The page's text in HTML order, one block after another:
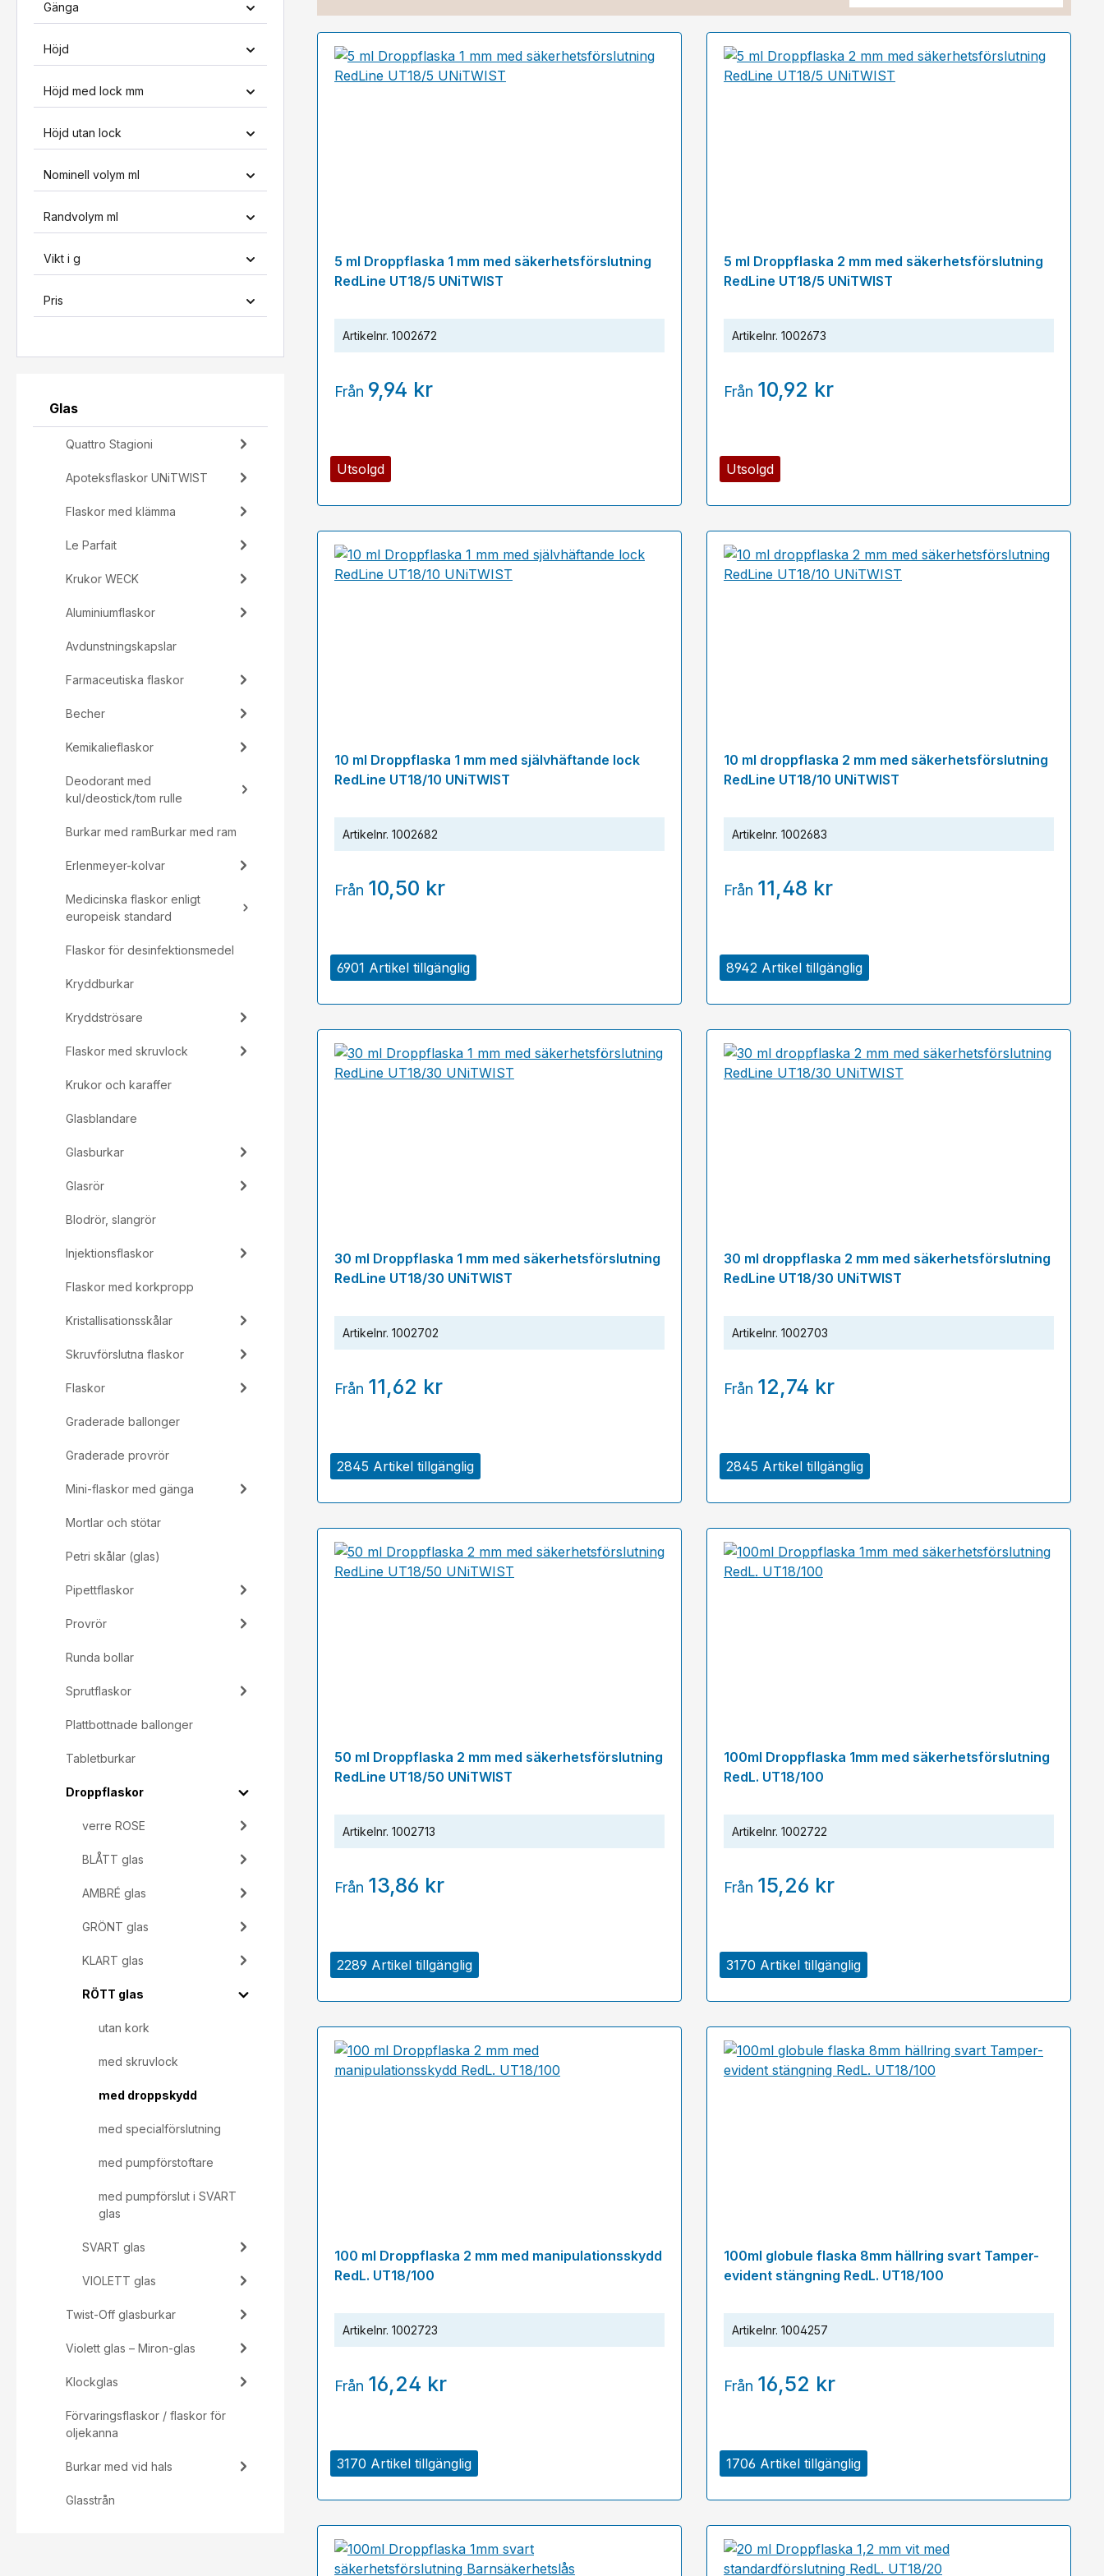
Gänga
Höjd
Höjd med lock mm
Höjd utan lock
Nominell volym ml
Randvolym ml
Vikt i g
Pris
Glas
Quattro Stagioni
Apoteksflaskor UNiTWIST
Flaskor med klämma
Le Parfait
Krukor WECK
Aluminiumflaskor
Avdunstningskapslar
Farmaceutiska flaskor
Becher
Kemikalieflaskor
Deodorant med
kul/deostick/tom rulle
Burkar med ramBurkar med ram
Erlenmeyer-kolvar
Medicinska flaskor enligt
europeisk standard
Flaskor för desinfektionsmedel
Kryddburkar
Kryddströsare
Flaskor med skruvlock
Krukor och karaffer
Glasblandare
Glasburkar
Glasrör
Blodrör, slangrör
Injektionsflaskor
Flaskor med korkpropp
Kristallisationsskålar
Skruvförslutna flaskor
Flaskor
Graderade ballonger
Graderade provrör
Mini-flaskor med gänga
Mortlar och stötar
Petri skålar (glas)
Pipettflaskor
Provrör
Runda bollar
Sprutflaskor
Plattbottnade ballonger
Tabletburkar
Droppflaskor
verre ROSE
BLÅTT glas
AMBRÉ glas
GRÖNT glas
KLART glas
RÖTT glas
utan kork
med skruvlock
med droppskydd
med specialförslutning
med pumpförstoftare
med pumpförslut i SVART
glas
SVART glas
VIOLETT glas
Twist-Off glasburkar
Violett glas – Miron-glas
Klockglas
Förvaringsflaskor / flaskor för
oljekanna
Burkar med vid hals
Glasstrån
Utsolgd
5 ml Droppflaska 1 mm med säkerhetsförslutning
RedLine UT18/5 UNiTWIST
Artikelnr. 1002672
Från 9,94 kr
Utsolgd
5 ml Droppflaska 2 mm med säkerhetsförslutning
RedLine UT18/5 UNiTWIST
Artikelnr. 1002673
Från 10,92 kr
6901 Artikel tillgänglig
10 ml Droppflaska 1 mm med självhäftande lock
RedLine UT18/10 UNiTWIST
Artikelnr. 1002682
Från 10,50 kr
8942 Artikel tillgänglig
10 ml droppflaska 2 mm med säkerhetsförslutning
RedLine UT18/10 UNiTWIST
Artikelnr. 1002683
Från 11,48 kr
2845 Artikel tillgänglig
30 ml Droppflaska 1 mm med säkerhetsförslutning
RedLine UT18/30 UNiTWIST
Artikelnr. 1002702
Från 11,62 kr
2845 Artikel tillgänglig
30 ml droppflaska 2 mm med säkerhetsförslutning
RedLine UT18/30 UNiTWIST
Artikelnr. 1002703
Från 12,74 kr
2289 Artikel tillgänglig
50 ml Droppflaska 2 mm med säkerhetsförslutning
RedLine UT18/50 UNiTWIST
Artikelnr. 1002713
Från 13,86 kr
3170 Artikel tillgänglig
100ml Droppflaska 1mm med säkerhetsförslutning
RedL. UT18/100
Artikelnr. 1002722
Från 15,26 kr
3170 Artikel tillgänglig
100 ml Droppflaska 2 mm med manipulationsskydd
RedL. UT18/100
Artikelnr. 1002723
Från 16,24 kr
1706 Artikel tillgänglig
100ml globule flaska 8mm hällring svart Tamper-
evident stängning RedL. UT18/100
Artikelnr. 1004257
Från 16,52 kr